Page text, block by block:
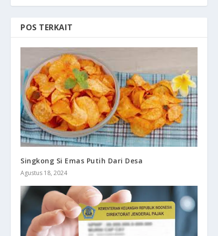
POS TERKAIT
Singkong Si Emas Putih Dari Desa
Agustus 18, 2024